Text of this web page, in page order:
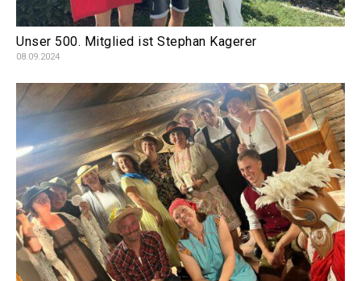
Unser 500. Mitglied ist Stephan Kagerer
08.09.2024